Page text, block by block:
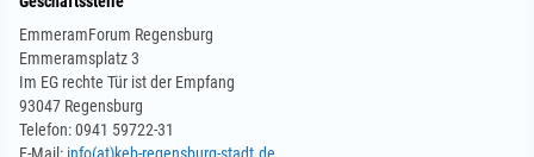
EmmeramForum Regensburg
Emmeramsplatz 3
Im EG rechte Tür ist der Empfang
93047 Regensburg
Telefon: 0941 59722-31